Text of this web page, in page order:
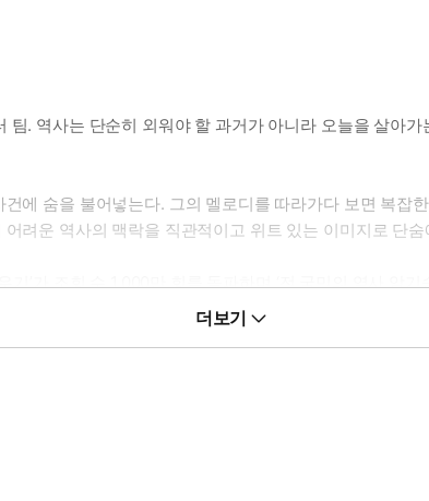
. 역사는 단순히 외워야 할 과거가 아니라 오늘을 살아가
에 숨을 불어넣는다. 그의 멜로디를 따라가다 보면 복잡
려운 역사의 맥락을 직관적이고 위트 있는 이미지로 단
’가 조회 수 1,000만 회를 돌파하며 ‘전 국민의 역사 암
근현대까지 한국사의 명장면만을 쏙쏙 뽑아낸 이 책은
더보기